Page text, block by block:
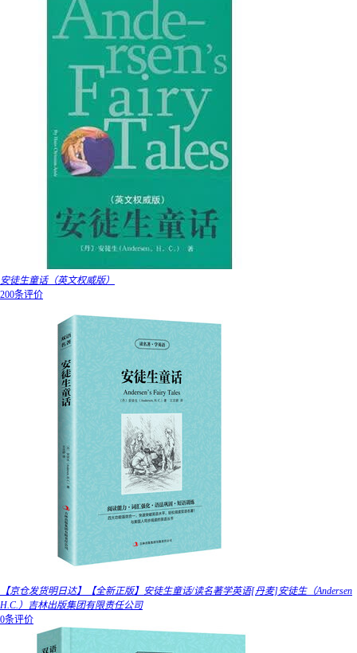
安徒生童话（英文权威版）
200条评价
【京仓发货明日达】【全新正版】安徒生童话/读名著学英语[丹麦]安徒生（Andersen
H.C.）吉林出版集团有限责任公司
0条评价